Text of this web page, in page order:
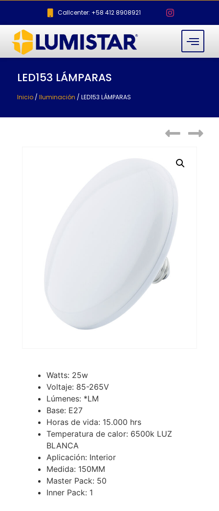
Callcenter: +58 412 8908921
LED153 LÁMPARAS
Inicio / Iluminación / LED153 LÁMPARAS
Watts: 25w
Voltaje: 85-265V
Lúmenes: *LM
Base: E27
Horas de vida: 15.000 hrs
Temperatura de calor: 6500k LUZ
BLANCA
Aplicación: Interior
Medida: 150MM
Master Pack: 50
Inner Pack: 1